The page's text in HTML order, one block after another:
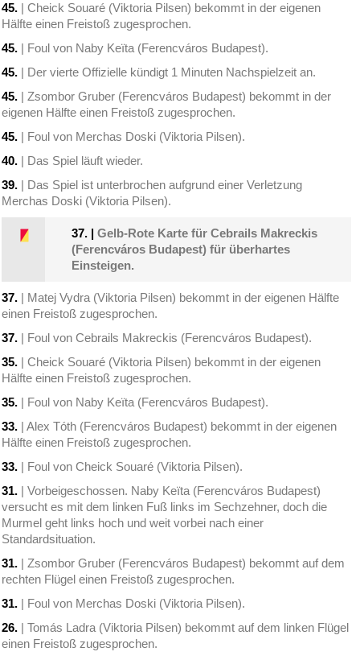
45. | Cheick Souaré (Viktoria Pilsen) bekommt in der eigenen
Hälfte einen Freistoß zugesprochen.
45. | Foul von Naby Keïta (Ferencváros Budapest).
45. | Der vierte Offizielle kündigt 1 Minuten Nachspielzeit an.
45. | Zsombor Gruber (Ferencváros Budapest) bekommt in der
eigenen Hälfte einen Freistoß zugesprochen.
45. | Foul von Merchas Doski (Viktoria Pilsen).
40. | Das Spiel läuft wieder.
39. | Das Spiel ist unterbrochen aufgrund einer Verletzung
Merchas Doski (Viktoria Pilsen).
37. |Gelb-Rote Karte für Cebrails Makreckis
(Ferencváros Budapest) für überhartes
Einsteigen.
37. | Matej Vydra (Viktoria Pilsen) bekommt in der eigenen Hälfte
einen Freistoß zugesprochen.
37. | Foul von Cebrails Makreckis (Ferencváros Budapest).
35. | Cheick Souaré (Viktoria Pilsen) bekommt in der eigenen
Hälfte einen Freistoß zugesprochen.
35. | Foul von Naby Keïta (Ferencváros Budapest).
33. | Alex Tóth (Ferencváros Budapest) bekommt in der eigenen
Hälfte einen Freistoß zugesprochen.
33. | Foul von Cheick Souaré (Viktoria Pilsen).
31. | Vorbeigeschossen. Naby Keïta (Ferencváros Budapest)
versucht es mit dem linken Fuß links im Sechzehner, doch die
Murmel geht links hoch und weit vorbei nach einer
Standardsituation.
31. | Zsombor Gruber (Ferencváros Budapest) bekommt auf dem
rechten Flügel einen Freistoß zugesprochen.
31. | Foul von Merchas Doski (Viktoria Pilsen).
26. | Tomás Ladra (Viktoria Pilsen) bekommt auf dem linken Flügel
einen Freistoß zugesprochen.